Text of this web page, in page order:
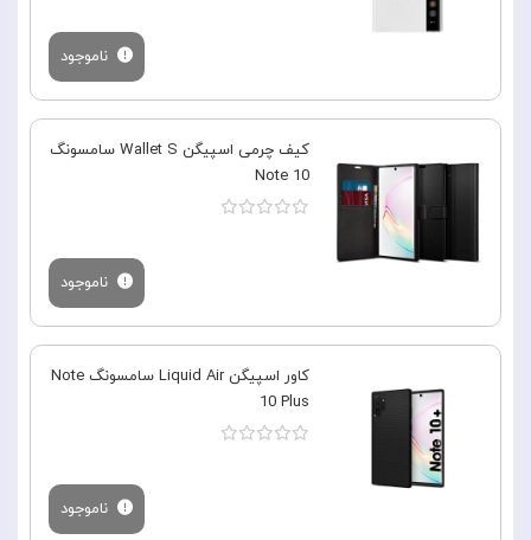
ناموجود
کیف چرمی اسپیگن Wallet S سامسونگ
Note 10
ناموجود
کاور اسپیگن Liquid Air سامسونگ Note
10 Plus
ناموجود